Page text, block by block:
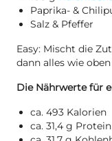
Paprika- &
Salz & Pfeffer
Easy: Mischt die
dann alles wie
Die Nährwerte für
ca. 493 Kalorien
ca. 31,4 g Protein